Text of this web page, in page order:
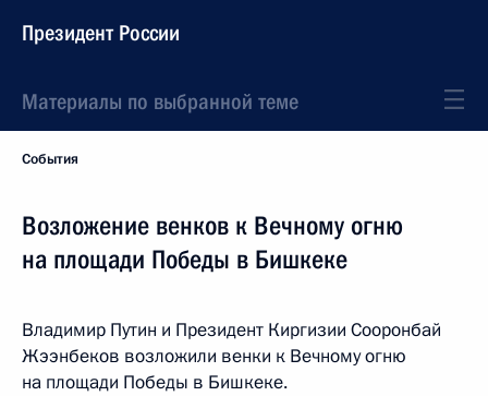
Президент России
Материалы по выбранной теме
События
Возложение венков к Вечному огню
на площади Победы в Бишкеке
Владимир Путин и Президент Киргизии Сооронбай
Жээнбеков возложили венки к Вечному огню
на площади Победы в Бишкеке.